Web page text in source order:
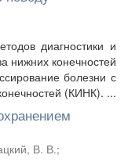
диагностики и
нижних конечностей
болезни с
(КИНК). ...
В. В.;